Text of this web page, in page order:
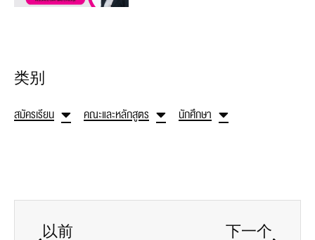
类别
สมัครเรียน คณะและหลักสูตร นักศึกษา
以前 下一个